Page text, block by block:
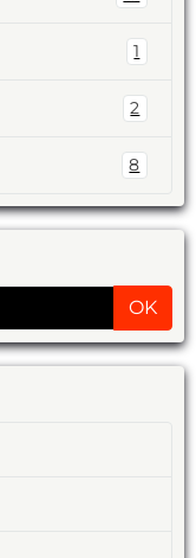
1
2
8
OK